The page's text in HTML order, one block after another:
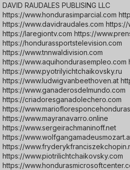
DAVID RAUDALES PUBLISING LLC
https://www.hondurasimparcial.com
https://www.davidraudales.com https://
https://laregiontv.com https://
https://hondurassportstelevision.com
https://www.tnnwaldivision.com
https://www.aquihondurasempleo.com
https://www.pyotrilyichtchaikovsky.ru
https://www.ludwigvanbeethoven.at
https://www.ganaderosdelmundo.com
https://criadoresganadolechero.com
https://
https://www.mayranavarro.online
https://www.sergeirachmaninoff.net
https://
https://
https://www.piotrilichtchaikovsky.com
https://